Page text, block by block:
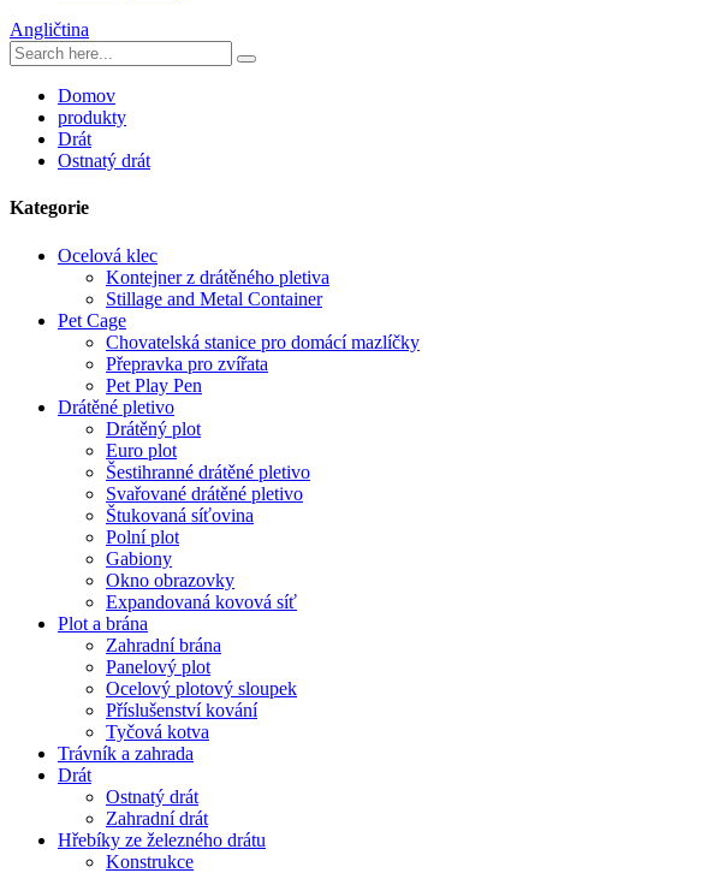
Angličtina
Domov
produkty
Drát
Ostnatý drát
Kategorie
Ocelová klec
Kontejner z drátěného pletiva
Stillage and Metal Container
Pet Cage
Chovatelská stanice pro domácí mazlíčky
Přepravka pro zvířata
Pet Play Pen
Drátěné pletivo
Drátěný plot
Euro plot
Šestihranné drátěné pletivo
Svařované drátěné pletivo
Štukovaná síťovina
Polní plot
Gabiony
Okno obrazovky
Expandovaná kovová síť
Plot a brána
Zahradní brána
Panelový plot
Ocelový plotový sloupek
Příslušenství kování
Tyčová kotva
Trávník a zahrada
Drát
Ostnatý drát
Zahradní drát
Hřebíky ze železného drátu
Konstrukce